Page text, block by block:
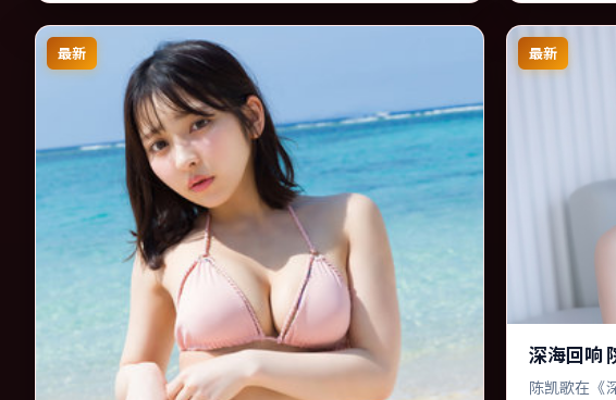
最新 最新
深海回响
陈凯歌在《